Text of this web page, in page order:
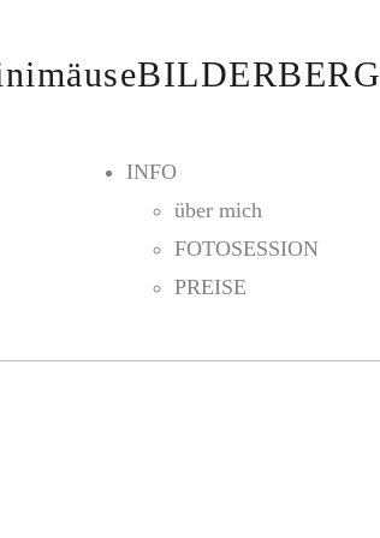
INFO
über mich
FOTOSESSION
PREISE